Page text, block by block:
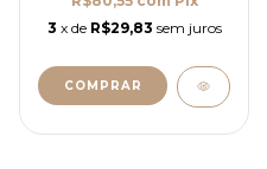
3 x de R$29,83 sem juros
COMPRAR